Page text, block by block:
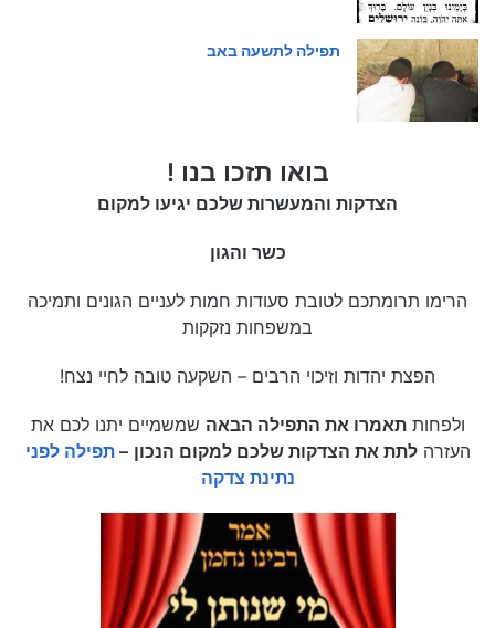
תפילה לתשעה באב
בואו תזכו בנו !
הצדקות והמעשרות שלכם יגיעו למקום
כשר והגון
הרימו תרומתכם לטובת סעודות חמות לעניים הגונים ותמיכה
במשפחות נזקקות
הפצת יהדות וזיכוי הרבים – השקעה טובה לחיי נצח!
ולפחותתאמרו את התפילה הבאה שמשמיים יתנו לכם את
העזרהלתת את הצדקות שלכם למקום הנכון –תפילה לפני
נתינת צדקה